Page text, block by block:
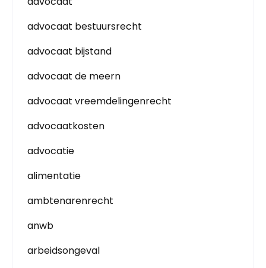
advocaat bestuursrecht
advocaat bijstand
advocaat de meern
advocaat vreemdelingenrecht
advocaatkosten
advocatie
alimentatie
ambtenarenrecht
anwb
arbeidsongeval